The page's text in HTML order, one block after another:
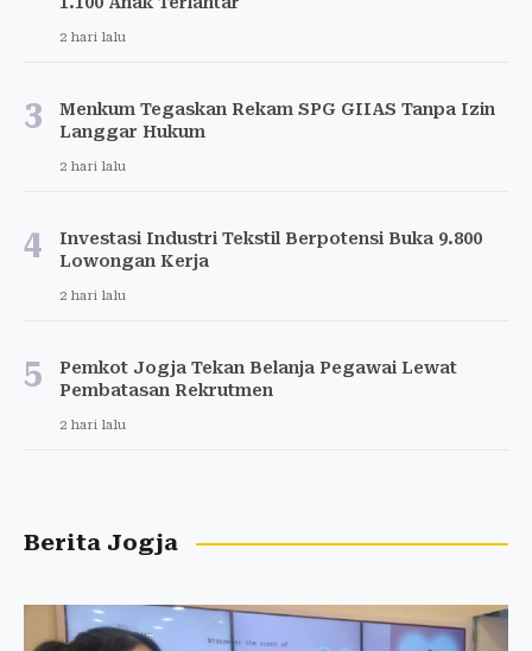
2 hari lalu
3
Menkum Tegaskan Rekam SPG GIIAS Tanpa Izin
Langgar Hukum
2 hari lalu
4
Investasi Industri Tekstil Berpotensi Buka 9.800
Lowongan Kerja
2 hari lalu
5
Pemkot Jogja Tekan Belanja Pegawai Lewat
Pembatasan Rekrutmen
2 hari lalu
Berita Jogja